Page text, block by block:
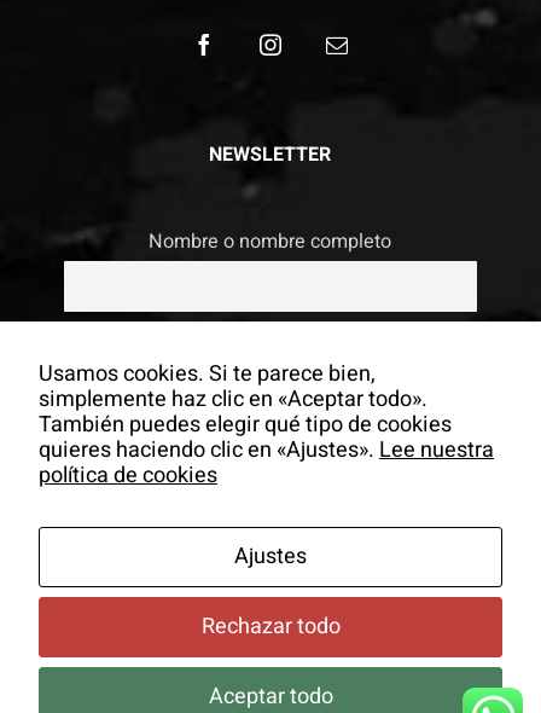
NEWSLETTER
Nombre o nombre completo
Si continúas, aceptas la política de
privacidad
2026 Colectivo La Salita |Aviso Legal
Usamos cookies. Si te parece bien,
simplemente haz clic en «Aceptar todo».
También puedes elegir qué tipo de cookies
quieres haciendo clic en «Ajustes».Lee nuestra
política de cookies
Ajustes
Rechazar todo
Aceptar todo